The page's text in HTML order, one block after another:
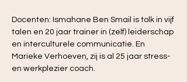
Docenten: Ismahane Ben Smail is tolk in vijf
talen en 20 jaar trainer in (zelf) leiderschap
en interculturele communicatie. En
Marieke Verhoeven, zij is al 25 jaar stress-
en werkplezier coach.